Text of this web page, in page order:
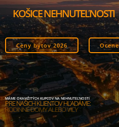
KOŠICE NEHNUTEĽNOSTI
Ceny bytov 2026
MÁME OKAMŽITÝCH KUPCOV NA NEHNUTEĽNOSTI
PRE NAŠICH KLIENTOV HĽADÁME:
STAVEBNÉ POZEMKY